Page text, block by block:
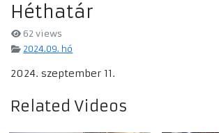
Héthatár
62 views
2024.09. hó
2024. szeptember 11.
Related Videos